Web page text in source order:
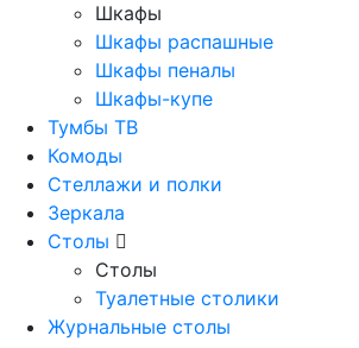
Шкафы
Шкафы распашные
Шкафы пеналы
Шкафы-купе
Тумбы ТВ
Комоды
Стеллажи и полки
Зеркала
Столы
Столы
Туалетные столики
Журнальные столы